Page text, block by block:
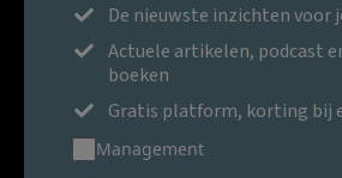
De nieuwste inzichten voor
Actuele artikelen, podcast
boeken
Gratis platform, korting bij
Management